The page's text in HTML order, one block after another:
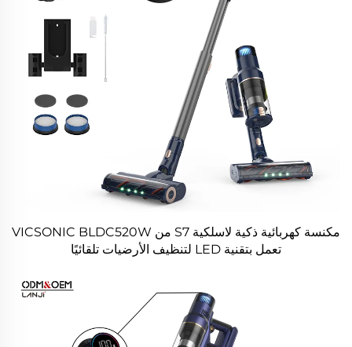
مكنسة كهربائية ذكية لاسلكية S7 من VICSONIC BLDC520W
تعمل بتقنية LED لتنظيف الأرضيات تلقائيًا